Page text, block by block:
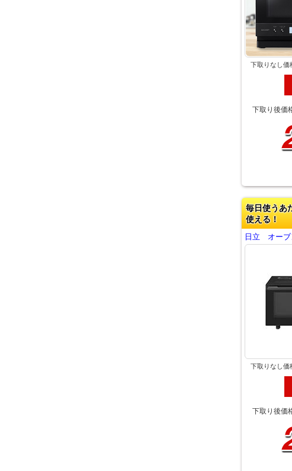
下取りなし価
下取り後価
毎日使うあ
使える！
日立 オー
下取りなし価
下取り後価